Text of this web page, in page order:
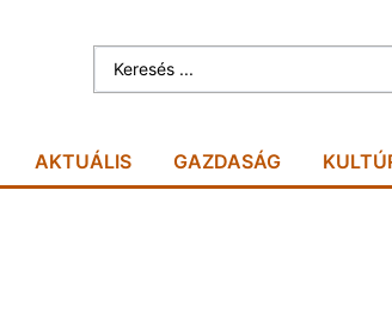
AKTUÁLIS GAZDASÁG